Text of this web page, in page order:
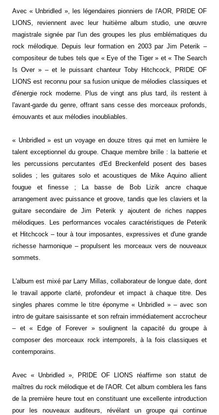
Avec « Unbridled », les légendaires pionniers de l'AOR, PRIDE OF
LIONS, reviennent avec leur huitième album studio, une œuvre
magistrale signée par l'un des groupes les plus emblématiques du
rock mélodique. Depuis leur formation en 2003 par Jim Peterik –
compositeur de tubes tels que « Eye of the Tiger » et « The Search
Is Over » – et le puissant chanteur Toby Hitchcock, PRIDE OF
LIONS est reconnu pour sa fusion unique de mélodies classiques et
d'énergie rock moderne. Plus de vingt ans plus tard, ils restent à
l'avant-garde du genre, offrant sans cesse des morceaux profonds,
émouvants et aux mélodies inoubliables.
« Unbridled » est un voyage en douze titres qui met en lumière le
talent exceptionnel du groupe. Chaque membre brille : la batterie et
les percussions percutantes d'Ed Breckenfeld posent des bases
solides ; les guitares solo et acoustiques de Mike Aquino allient
fougue et finesse ; La basse de Bob Lizik ancre chaque
arrangement avec puissance et groove, tandis que les claviers et la
guitare secondaire de Jim Peterik y ajoutent de riches nappes
mélodiques. Les performances vocales caractéristiques de Peterik
et Hitchcock – tour à tour imposantes, expressives et d'une grande
richesse harmonique – propulsent les morceaux vers de nouveaux
sommets.
L'album est mixé par Larry Millas, collaborateur de longue date, dont
le travail apporte clarté, profondeur et impact à chaque titre. Des
singles phares comme le titre éponyme « Unbridled » – avec son
intro de guitare saisissante et son refrain immédiatement accrocheur
– et « Edge of Forever » soulignent la capacité du groupe à
composer des morceaux rock intemporels, à la fois classiques et
contemporains.
Avec « Unbridled », PRIDE OF LIONS réaffirme son statut de
maîtres du rock mélodique et de l'AOR. Cet album comblera les fans
de la première heure tout en constituant une excellente introduction
pour les nouveaux auditeurs, révélant un groupe qui continue